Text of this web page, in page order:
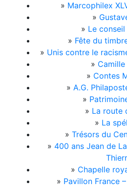
» Marcophilex
»
» Le
» Fête du
» Unis contre le
» Camille
» Contes
» A.G.
»
» La route
» La
» Trésors du
» 400 ans Jean de
» Chapelle
» Pavillon France